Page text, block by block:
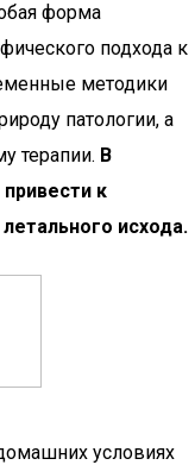
форма
подхода к
методики
патологии, а
терапии. В
к
исхода.
условиях